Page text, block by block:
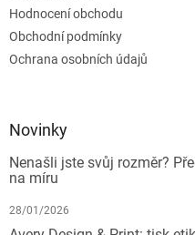
Hodnocení obchodu
Obchodní podmínky
Ochrana osobních údajů
Novinky
Nenašli jste svůj rozměr?
na míru
28/01/2026